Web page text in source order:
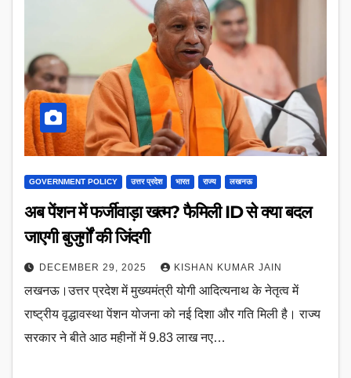
GOVERNMENT POLICY उत्तर प्रदेश भारत राज्य लखनऊ
अब पेंशन में फर्जीवाड़ा खत्म? फैमिली ID से क्या बदल
जाएगी बुजुर्गों की जिंदगी
DECEMBER 29, 2025 KISHAN KUMAR JAIN
लखनऊ।उत्तर प्रदेश में मुख्यमंत्री योगी आदित्यनाथ के नेतृत्व में
राष्ट्रीय वृद्धावस्था पेंशन योजना को नई दिशा और गति मिली है। राज्य
सरकार ने बीते आठ महीनों में 9.83 लाख नए…